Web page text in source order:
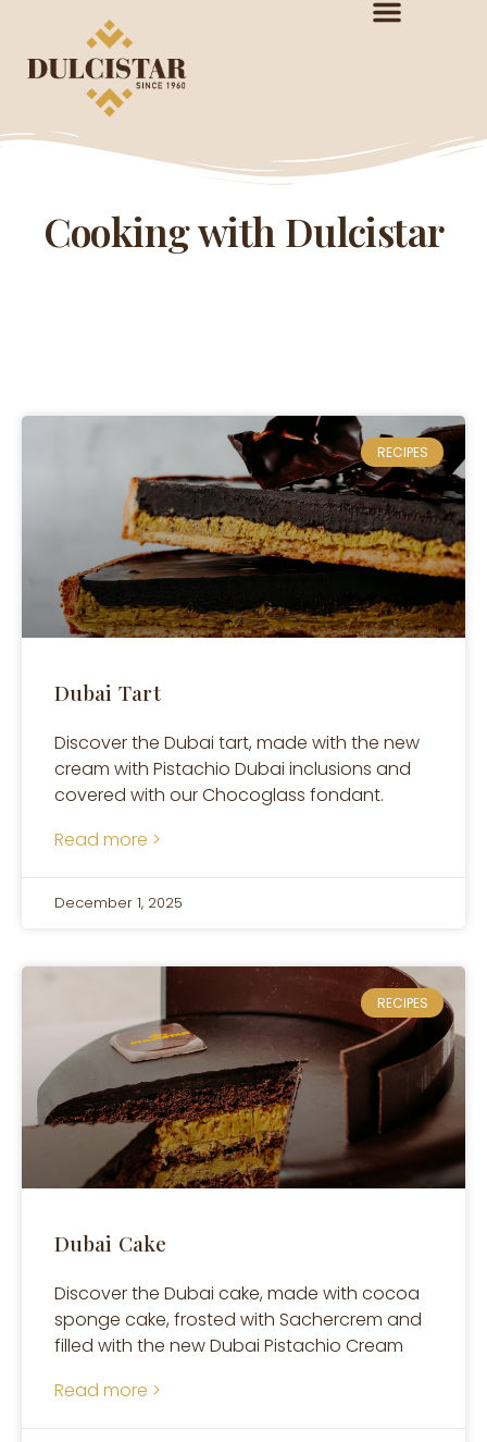
Cooking with Dulcistar
RECIPES
Dubai Tart
Discover the Dubai tart, made with the new
cream with Pistachio Dubai inclusions and
covered with our Chocoglass fondant.
Read more >
December 1, 2025
RECIPES
Dubai Cake
Discover the Dubai cake, made with cocoa
sponge cake, frosted with Sachercrem and
filled with the new Dubai Pistachio Cream
Read more >